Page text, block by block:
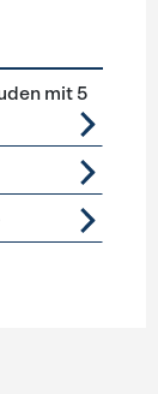
mit 5